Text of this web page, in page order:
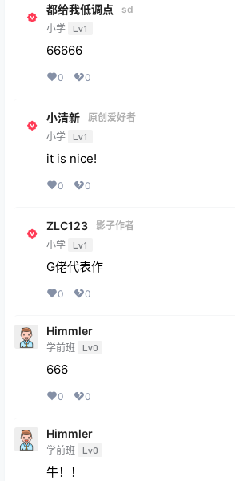
都给我低调点
sd
小学 Lv1
66666
0 0
小清新
原创爱好者
小学 Lv1
it is nice!
0 0
ZLC123
影子作者
小学 Lv1
G佬代表作
0 0
Himmler
学前班 Lv0
666
0 0
Himmler
学前班 Lv0
牛！！